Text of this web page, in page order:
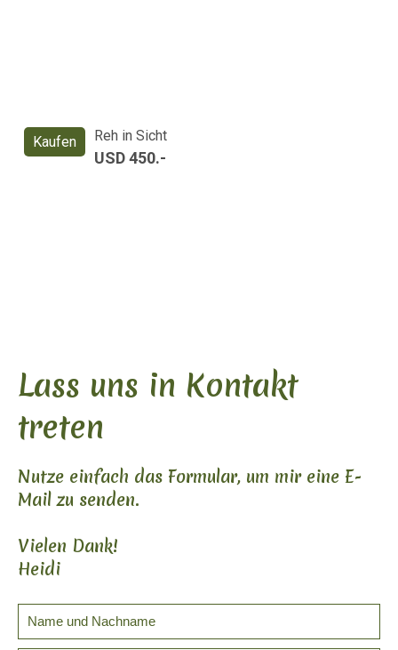
Kaufen Reh in Sicht
USD 450.-
Lass uns in Kontakt
treten
Nutze einfach das Formular, um mir eine E-
Mail zu senden.
Vielen Dank!
Heidi